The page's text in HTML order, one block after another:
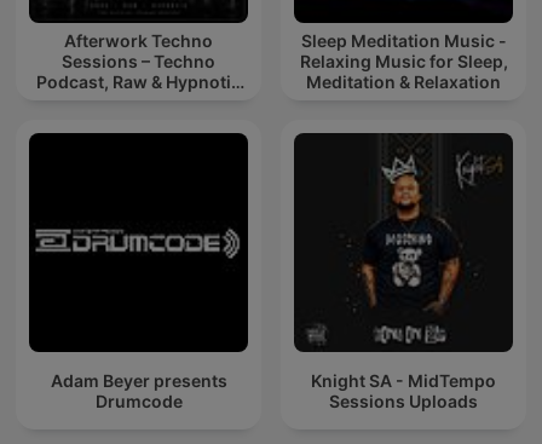
Afterwork Techno
Sessions – Techno
Podcast, Raw & Hypnotic
Sleep Meditation Music -
Relaxing Music for Sleep,
Meditation & Relaxation
Adam Beyer presents
Drumcode
Knight SA - MidTempo
Sessions Uploads